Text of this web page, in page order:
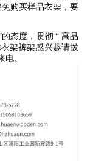
购买样品衣架，要
的态度，贯彻 “ 高品
架裤架感兴趣请拨
电。